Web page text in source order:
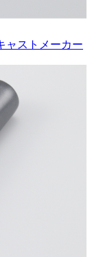
ャストメーカー